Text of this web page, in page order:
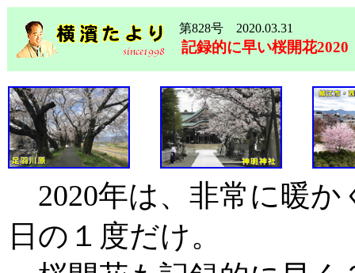
第828号 2020.03.31
記録的に早い桜開花2020
2020年は、非常に暖か
日の１度だけ。